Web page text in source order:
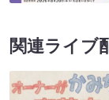
関連ライブ